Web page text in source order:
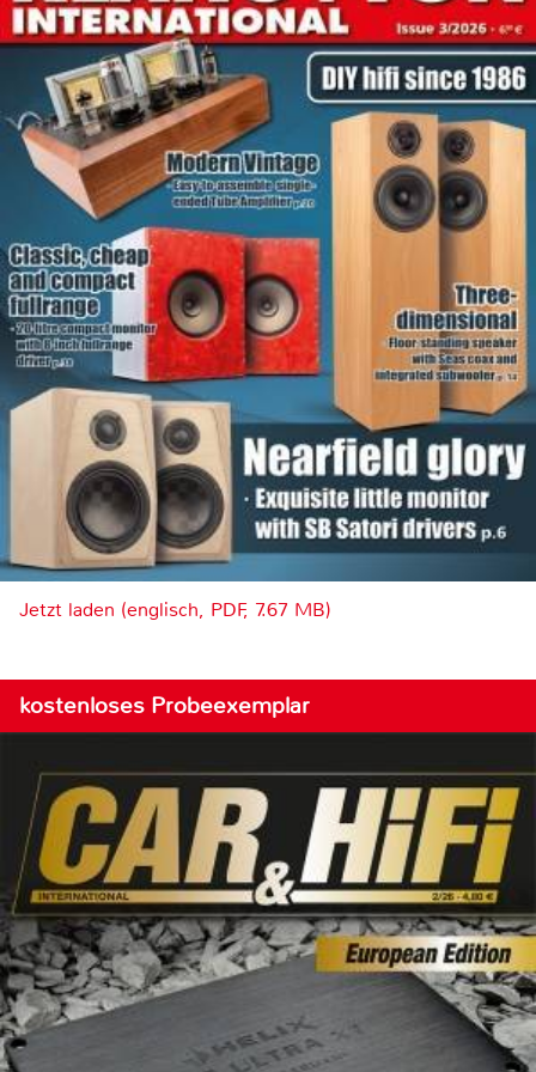
Jetzt laden (englisch, PDF, 7.67 MB)
kostenloses Probeexemplar